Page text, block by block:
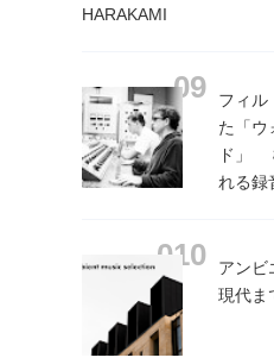
HARAKAMI
フィル
た「ウ
ド」
れる録
アン
現代ま